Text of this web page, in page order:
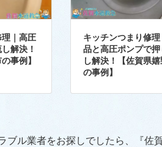
理｜高圧
解決！
事例】
キッチンつまり修理
品と高圧ポンプで押
し解決！【佐賀県
の事例】
ブル業者をお探しでしたら、『佐